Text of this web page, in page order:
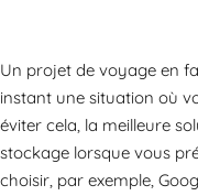
Un projet de voyage en
instant une situation où
éviter cela, la meilleure
stockage lorsque vous
choisir, par exemple,